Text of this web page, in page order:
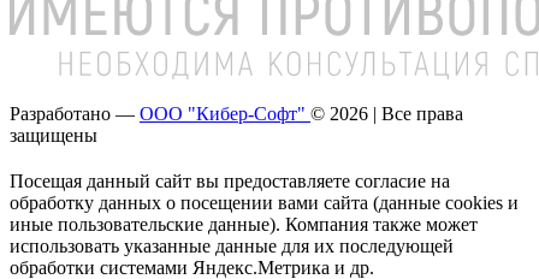
Разработано — ООО "Кибер-Софт" © 2026 | Все права
защищены
Посещая данный сайт вы предоставляете согласие на
обработку данных о посещении вами сайта (данные cookies и
иные пользовательские данные). Компания также может
использовать указанные данные для их последующей
обработки системами Яндекс.Метрика и др.